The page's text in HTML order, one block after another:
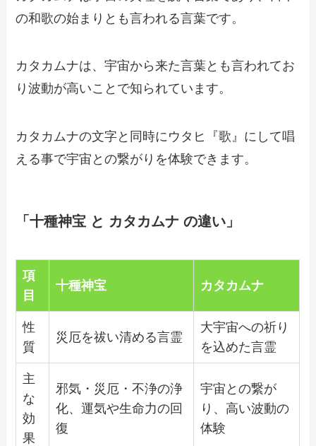
の和歌の始まりとも言われる言葉です。
カタカムナは、宇宙から来た言葉とも言われてお
り波動が高いことで知られています。
カタカムナの文字と同時にウタヒ『歌』にして唱
える事で宇宙との繋がりを体験できます。
「十種神宝 と カタカムナ の違い」
項
目
十種神宝 カタカムナ
性
質
災厄を祓い清める言霊
大宇宙への祈り
を込めた言霊
主
な
効
果
邪気・災厄・不浄の浄
化、運気や生命力の回
復
宇宙との繋が
り、高い波動の
体験